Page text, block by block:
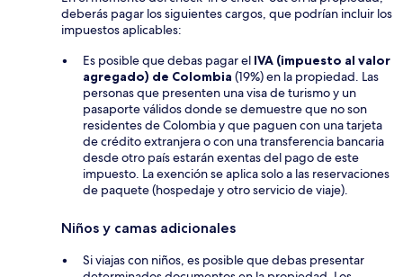
deberás pagar los siguientes cargos, que podrían incluir los
impuestos aplicables:
Es posible que debas pagar el IVA (impuesto al valor
agregado) de Colombia (19%) en la propiedad. Las
personas que presenten una visa de turismo y un
pasaporte válidos donde se demuestre que no son
residentes de Colombia y que paguen con una tarjeta
de crédito extranjera o con una transferencia bancaria
desde otro país estarán exentas del pago de este
impuesto. La exención se aplica solo a las reservaciones
de paquete (hospedaje y otro servicio de viaje).
Niños y camas adicionales
Si viajas con niños, es posible que debas presentar